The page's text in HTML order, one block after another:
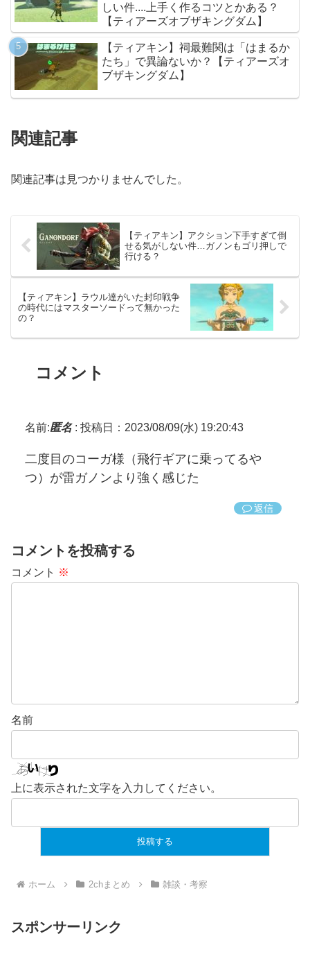
しい件....上手く作るコツとかある？
【ティアーズオブザキングダム】
【ティアキン】祠最難関は「はまるか
たち」で異論ないか？【ティアーズオ
ブザキングダム】
関連記事
関連記事は見つかりませんでした。
【ティアキン】アクション下手すぎて倒
せる気がしない件…ガノンもゴリ押しで
行ける？
【ティアキン】ラウル達がいた封印戦争
の時代にはマスターソードって無かった
の？
コメント
名前:匿名: 投稿日：2023/08/09(水) 19:20:43
二度目のコーガ様（飛行ギアに乗ってるや
つ）が雷ガノンより強く感じた
返信
コメントを投稿する
コメント ※
名前
上に表示された文字を入力してください。
ホーム 2chまとめ 雑談・考察
スポンサーリンク